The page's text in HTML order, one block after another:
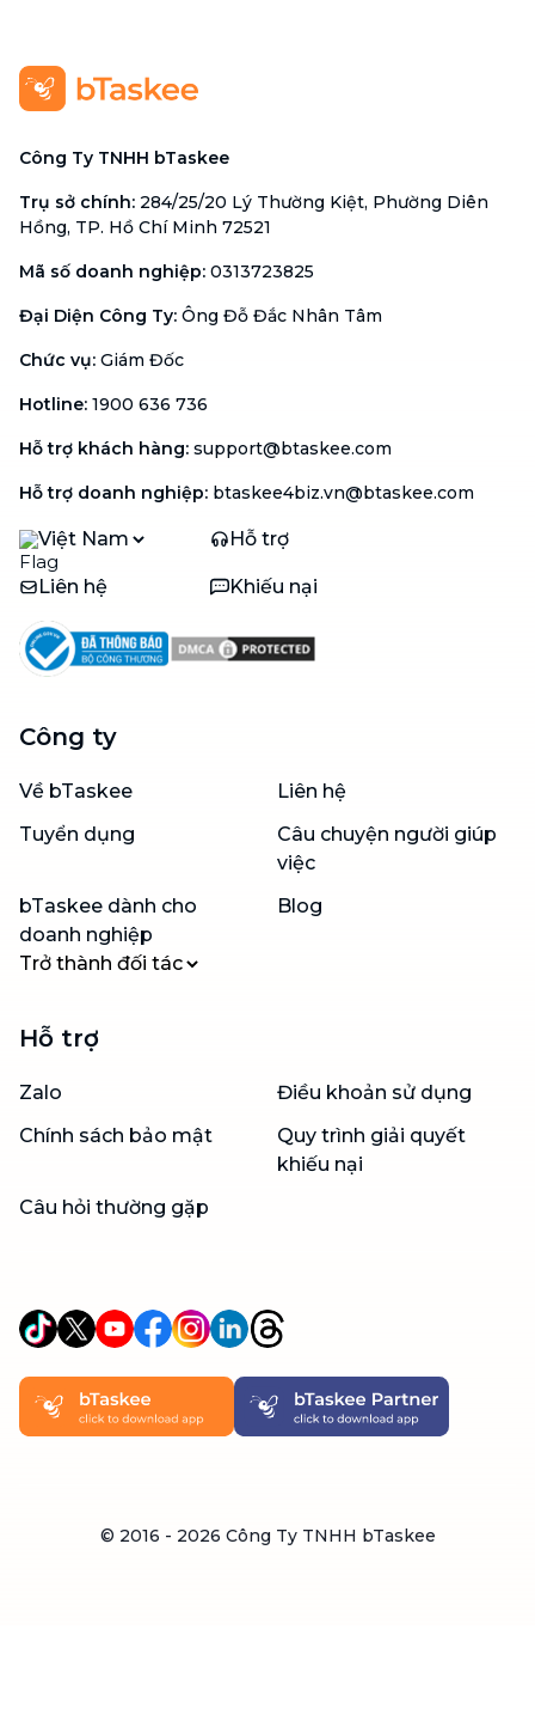
Công Ty TNHH bTaskee
Trụ sở chính: 284/25/20 Lý Thường Kiệt, Phường Diên
Hồng, TP. Hồ Chí Minh 72521
Mã số doanh nghiệp: 0313723825
Đại Diện Công Ty: Ông Đỗ Đắc Nhân Tâm
Chức vụ: Giám Đốc
Hotline: 1900 636 736
Hỗ trợ khách hàng: support@btaskee.com
Hỗ trợ doanh nghiệp: btaskee4biz.vn@btaskee.com
Việt Nam Hỗ trợ
Liên hệ Khiếu nại
Công ty
Về bTaskee
Liên hệ
Tuyển dụng
Câu chuyện người giúp
việc
bTaskee dành cho
doanh nghiệp
Blog
Trở thành đối tác
Hỗ trợ
Zalo
Điều khoản sử dụng
Chính sách bảo mật
Quy trình giải quyết
khiếu nại
Câu hỏi thường gặp
© 2016 - 2026 Công Ty TNHH bTaskee